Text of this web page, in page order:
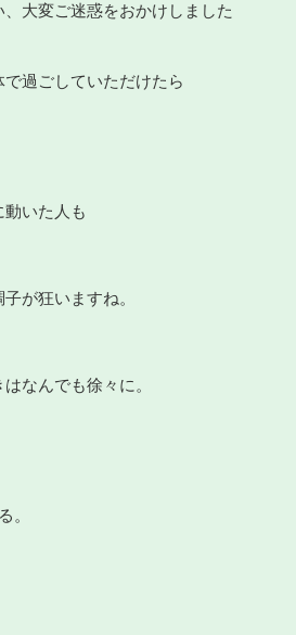
大変ご迷惑をおかけしました
過ごしていただけたら
いた人も
が狂いますね。
なんでも徐々に。
。